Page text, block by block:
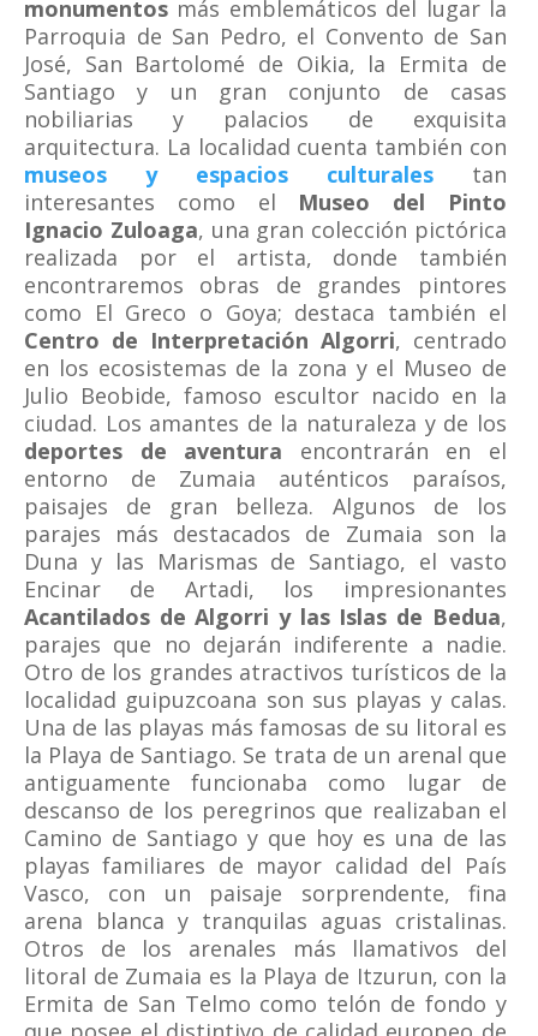
monumentos más emblemáticos del lugar la
Parroquia de San Pedro, el Convento de San
José, San Bartolomé de Oikia, la Ermita de
Santiago y un gran conjunto de casas
nobiliarias y palacios de exquisita
arquitectura. La localidad cuenta también con
museos y espacios culturalestan
interesantes como el Museo del Pinto
Ignacio Zuloaga, una gran colección pictórica
realizada por el artista, donde también
encontraremos obras de grandes pintores
como El Greco o Goya; destaca también el
Centro de Interpretación Algorri, centrado
en los ecosistemas de la zona y el Museo de
Julio Beobide, famoso escultor nacido en la
ciudad. Los amantes de la naturaleza y de los
deportes de aventura encontrarán en el
entorno de Zumaia auténticos paraísos,
paisajes de gran belleza. Algunos de los
parajes más destacados de Zumaia son la
Duna y las Marismas de Santiago, el vasto
Encinar de Artadi, los impresionantes
Acantilados de Algorri y las Islas de Bedua,
parajes que no dejarán indiferente a nadie.
Otro de los grandes atractivos turísticos de la
localidad guipuzcoana son sus playas y calas.
Una de las playas más famosas de su litoral es
la Playa de Santiago. Se trata de un arenal que
antiguamente funcionaba como lugar de
descanso de los peregrinos que realizaban el
Camino de Santiago y que hoy es una de las
playas familiares de mayor calidad del País
Vasco, con un paisaje sorprendente, fina
arena blanca y tranquilas aguas cristalinas.
Otros de los arenales más llamativos del
litoral de Zumaia es la Playa de Itzurun, con la
Ermita de San Telmo como telón de fondo y